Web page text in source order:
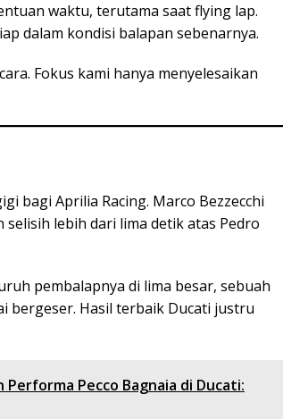
waktu, terutama saat flying lap.
dalam kondisi balapan sebenarnya.
Fokus kami hanya menyelesaikan
bagi Aprilia Racing. Marco Bezzecchi
lebih dari lima detik atas Pedro
pembalapnya di lima besar, sebuah
bergeser. Hasil terbaik Ducati justru
Pecco Bagnaia di Ducati: